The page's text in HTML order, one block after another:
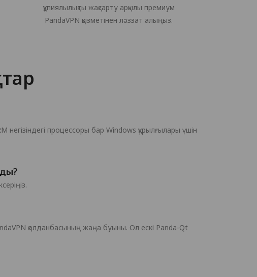
құпиялылықты жақсарту арқылы премиум
PandaVPN қызметінен ләззат алыңыз.
процессоры бар Windows құрылғылары үшін
қолданбасының жаңа буыны. Ол ескі Panda-Qt